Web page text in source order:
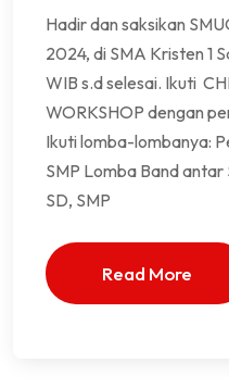
Hadir dan saksikan
2024, di SMA Kristen 1
WIB s.d selesai. Ikuti
WORKSHOP dengan
Ikuti lomba-lombanya:
SMP Lomba Band
SD, SMP
Read More